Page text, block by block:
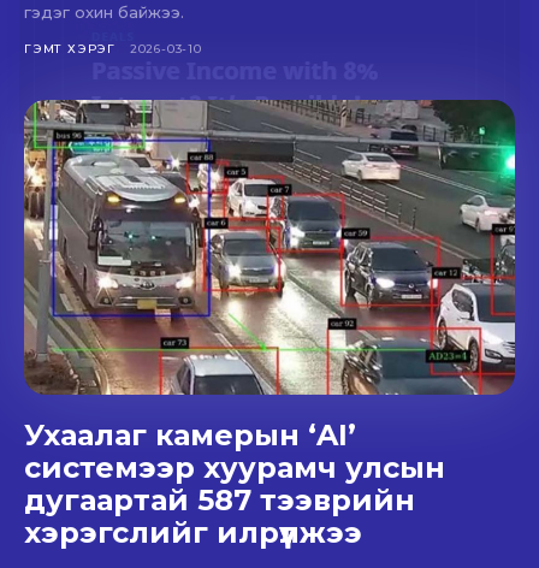
гэдэг охин байжээ.
ГЭМТ ХЭРЭГ 2026-03-10
Ухаалаг камерын ‘AI’
системээр хуурамч улсын
дугаартай 587 тээврийн
хэрэгслийг илрүүлжээ